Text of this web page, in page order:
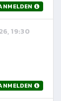
19:30